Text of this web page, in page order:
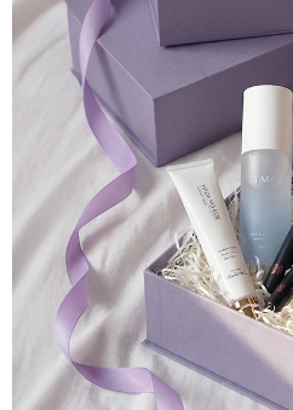
５．嚴禁一人註冊多個帳號或使用他人
恩沛科技股份有限公司將有權停止該用戶